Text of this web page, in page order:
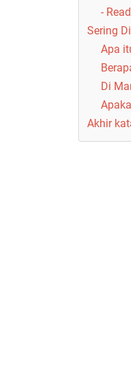
-
Sering
Apa
Di
Akhir